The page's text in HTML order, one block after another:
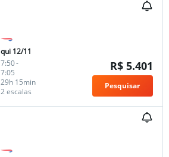
qui 12/11
7:50-
7:05
2 escalas
29h 15min
R$ 5.401
Pesquisar